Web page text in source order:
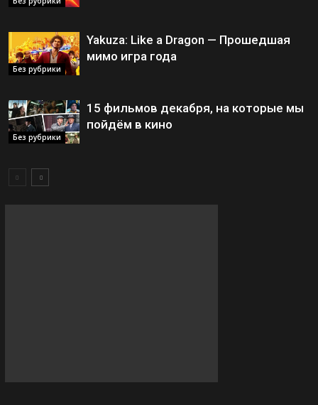
Без рубрики
Yakuza: Like a Dragon — Прошедшая
мимо игра года
Без рубрики
15 фильмов декабря, на которые мы
пойдём в кино